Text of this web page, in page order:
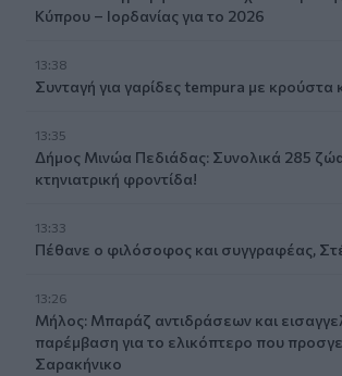
Κύπρου – Ιορδανίας για το 2026
13:38
Συνταγή για γαρίδες tempura με κρούστα
13:35
Δήμος Μινώα Πεδιάδας: Συνολικά 285
κτηνιατρική φροντίδα!
13:33
Πέθανε ο φιλόσοφος και συγγραφέας,
13:26
Μήλος: Μπαράζ αντιδράσεων και
παρέμβαση για το ελικόπτερο που
Σαρακήνικο